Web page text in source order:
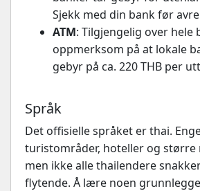
Sjekk med din bank før
ATM: Tilgjengelig over hele
oppmerksom på at lokale
gebyr på ca. 220 THB per
Språk
Det offisielle språket er thai.
turistområder, hoteller og større
men ikke alle thailendere
flytende. Å lære noen